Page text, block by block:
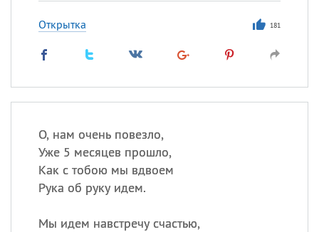
Открытка 181
О, нам очень повезло,
Уже 5 месяцев прошло,
Как с тобою мы вдвоем
Рука об руку идем.
Мы идем навстречу счастью,